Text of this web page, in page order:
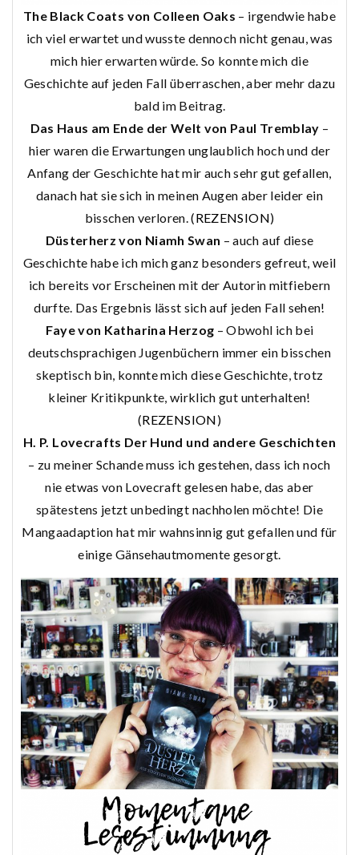
The Black Coats von Colleen Oaks – irgendwie habe
ich viel erwartet und wusste dennoch nicht genau, was
mich hier erwarten würde. So konnte mich die
Geschichte auf jeden Fall überraschen, aber mehr dazu
bald im Beitrag.
Das Haus am Ende der Welt von Paul Tremblay –
hier waren die Erwartungen unglaublich hoch und der
Anfang der Geschichte hat mir auch sehr gut gefallen,
danach hat sie sich in meinen Augen aber leider ein
bisschen verloren. (REZENSION)
Düsterherz von Niamh Swan – auch auf diese
Geschichte habe ich mich ganz besonders gefreut, weil
ich bereits vor Erscheinen mit der Autorin mitfiebern
durfte. Das Ergebnis lässt sich auf jeden Fall sehen!
Faye von Katharina Herzog – Obwohl ich bei
deutschsprachigen Jugenbüchern immer ein bisschen
skeptisch bin, konnte mich diese Geschichte, trotz
kleiner Kritikpunkte, wirklich gut unterhalten!
(REZENSION)
H. P. Lovecrafts Der Hund und andere Geschichten
– zu meiner Schande muss ich gestehen, dass ich noch
nie etwas von Lovecraft gelesen habe, das aber
spätestens jetzt unbedingt nachholen möchte! Die
Mangaadaption hat mir wahnsinnig gut gefallen und für
einige Gänsehautmomente gesorgt.